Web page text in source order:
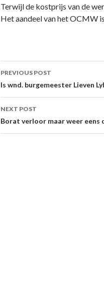
Terwijl de kostprijs van de
Het aandeel van het OCMW
Post
navigation
PREVIOUS POST
Is wnd. burgemeester Lieven
NEXT POST
Borat verloor maar weer eens